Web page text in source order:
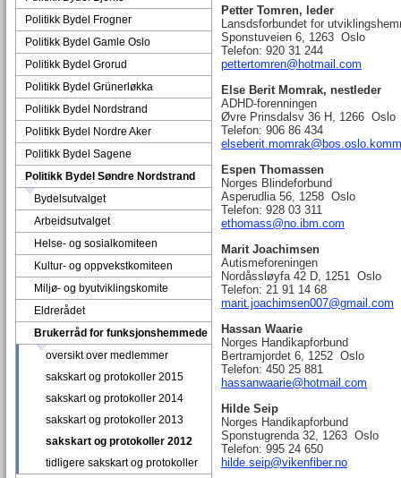
Politikk Bydel Frogner
Politikk Bydel Gamle Oslo
Politikk Bydel Grorud
Politikk Bydel Grünerløkka
Politikk Bydel Nordstrand
Politikk Bydel Nordre Aker
Politikk Bydel Sagene
Politikk Bydel Søndre Nordstrand
Bydelsutvalget
Arbeidsutvalget
Helse- og sosialkomiteen
Kultur- og oppvekstkomiteen
Miljø- og byutviklingskomite
Eldrerådet
Brukerråd for funksjonshemmede
oversikt over medlemmer
sakskart og protokoller 2015
sakskart og protokoller 2014
sakskart og protokoller 2013
sakskart og protokoller 2012
tidligere sakskart og protokoller
Petter Tomren, leder
Lansdsforbundet for
Sponstuveien 6, 1263 Oslo
Telefon: 920 31 244
pettertomren@hotmail.com
Else Berit Momrak, nestleder
ADHD-forenningen
Øvre Prinsdalsv 36 H, 1266 Oslo
Telefon: 906 86 434
Espen Thomassen
Norges Blindeforbund
Asperudlia 56, 1258 Oslo
Telefon: 928 03 311
ethomass@no.ibm.com
Marit Joachimsen
Autismeforeningen
Nordåssløyfa 42 D, 1251 Oslo
Telefon: 21 91 14 68
marit.joachimsen007@gmail.com
Hassan Waarie
Norges Handikapforbund
Bertramjordet 6, 1252 Oslo
Telefon: 450 25 881
hassanwaarie@hotmail.com
Hilde Seip
Norges Handikapforbund
Sponstugrenda 32, 1263 Oslo
Telefon: 995 24 650
hilde.seip@vikenfiber.no